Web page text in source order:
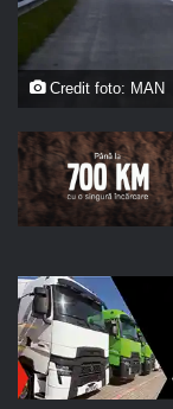
Credit foto: MAN